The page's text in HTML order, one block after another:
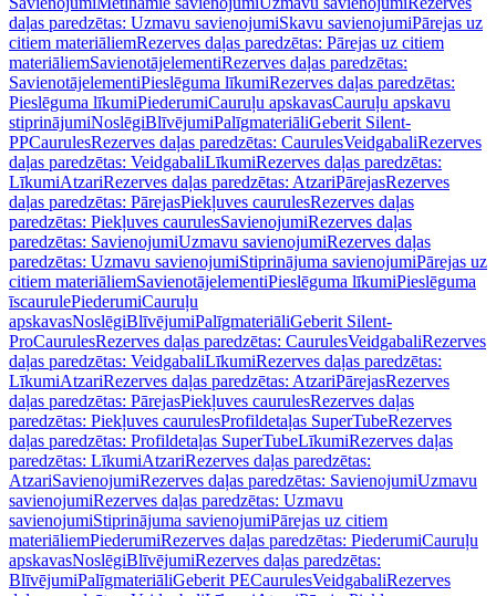
daļas paredzētas: Uzmavu savienojumiSkavu savienojumiPārejas uz
citiem materiāliemRezerves daļas paredzētas: Pārejas uz citiem
materiāliemSavienotājelementiRezerves daļas paredzētas:
SavienotājelementiPieslēguma līkumiRezerves daļas paredzētas:
Pieslēguma līkumiPiederumiCauruļu apskavasCauruļu apskavu
stiprinājumiNoslēgiBlīvējumiPalīgmateriāliGeberit Silent-
PPCaurulesRezerves daļas paredzētas: CaurulesVeidgabaliRezerves
daļas paredzētas: VeidgabaliLīkumiRezerves daļas paredzētas:
LīkumiAtzariRezerves daļas paredzētas: AtzariPārejasRezerves
daļas paredzētas: PārejasPiekļuves caurulesRezerves daļas
paredzētas: Piekļuves caurulesSavienojumiRezerves daļas
paredzētas: SavienojumiUzmavu savienojumiRezerves daļas
paredzētas: Uzmavu savienojumiStiprinājuma savienojumiPārejas uz
citiem materiāliemSavienotājelementiPieslēguma līkumiPieslēguma
īscaurulePiederumiCauruļu
apskavasNoslēgiBlīvējumiPalīgmateriāliGeberit Silent-
ProCaurulesRezerves daļas paredzētas: CaurulesVeidgabaliRezerves
daļas paredzētas: VeidgabaliLīkumiRezerves daļas paredzētas:
LīkumiAtzariRezerves daļas paredzētas: AtzariPārejasRezerves
daļas paredzētas: PārejasPiekļuves caurulesRezerves daļas
paredzētas: Piekļuves caurulesProfildetaļas SuperTubeRezerves
daļas paredzētas: Profildetaļas SuperTubeLīkumiRezerves daļas
paredzētas: LīkumiAtzariRezerves daļas paredzētas:
AtzariSavienojumiRezerves daļas paredzētas: SavienojumiUzmavu
savienojumiRezerves daļas paredzētas: Uzmavu
savienojumiStiprinājuma savienojumiPārejas uz citiem
materiāliemPiederumiRezerves daļas paredzētas: PiederumiCauruļu
apskavasNoslēgiBlīvējumiRezerves daļas paredzētas:
BlīvējumiPalīgmateriāliGeberit PECaurulesVeidgabaliRezerves